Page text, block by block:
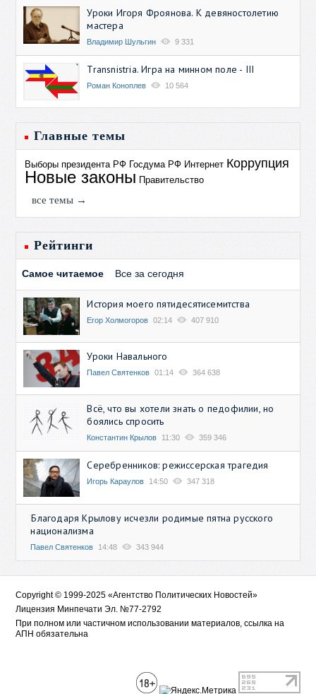
Уроки Игоря Фроянова. К девяностолетию
мастера
Владимир Шульгин 9 331
Transnistria. Игра на минном поле - III
Роман Коноплев 10 564
Главные темы
Выборы президента РФ Госдума РФ Интернет Коррупция
Новые законы Правительство
все темы →
Рейтинги
Самое читаемое Все за сегодня
История моего пятидесятисемитства
Егор Холмогоров 02:14 407 910
Уроки Навального
Павел Святенков 01:14 364 638
Всё, что вы хотели знать о педофилии, но
боялись спросить
Константин Крылов 11:30 359 346
Серебренников: режиссерская трагедия
Игорь Караулов 14:50 347 318
Благодаря Крылову исчезли родимые пятна русского
национализма
Павел Святенков 14:48 343 944
Copyright © 1999-2025 «Агентство Политических Новостей»
Лицензия Минпечати Эл. №77-2792
При полном или частичном использовании материалов, ссылка на
АПН обязательна